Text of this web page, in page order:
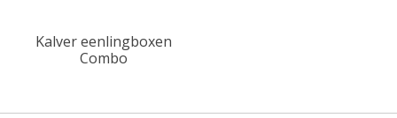
Kalver eenlingboxen
Combo